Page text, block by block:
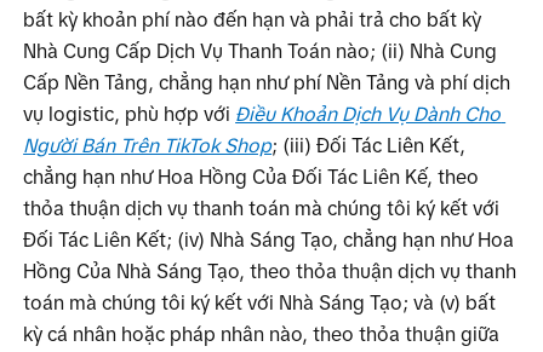
bất kỳ khoản phí nào đến hạn và phải trả cho bất kỳ
Nhà Cung Cấp Dịch Vụ Thanh Toán nào; (ii) Nhà Cung
Cấp Nền Tảng, chẳng hạn như phí Nền Tảng và phí dịch
vụ logistic, phù hợp với Điều Khoản Dịch Vụ Dành Cho
Người Bán Trên TikTok Shop; (iii) Đối Tác Liên Kết,
chẳng hạn như Hoa Hồng Của Đối Tác Liên Kế, theo
thỏa thuận dịch vụ thanh toán mà chúng tôi ký kết với
Đối Tác Liên Kết; (iv) Nhà Sáng Tạo, chẳng hạn như Hoa
Hồng Của Nhà Sáng Tạo, theo thỏa thuận dịch vụ thanh
toán mà chúng tôi ký kết với Nhà Sáng Tạo; và (v) bất
kỳ cá nhân hoặc pháp nhân nào, theo thỏa thuận giữa